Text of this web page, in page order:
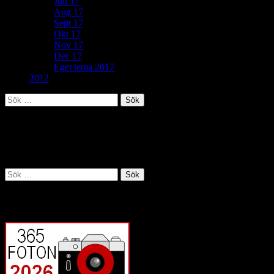
Aug 17
Sept 17
Okt 17
Nov 17
Dec 17
Eget tema 2017
2012
Sök
efter:
Sök
efter: